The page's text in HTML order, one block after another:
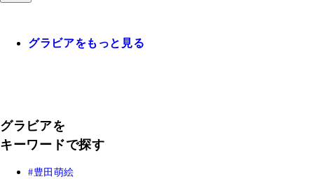
グラビアをもっと見る
グラビアを
キーワードで探す
豊田萌絵